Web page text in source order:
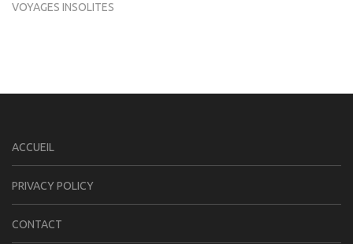
VOYAGES INSOLITES
ACCUEIL
PRIVACY POLICY
CONTACT